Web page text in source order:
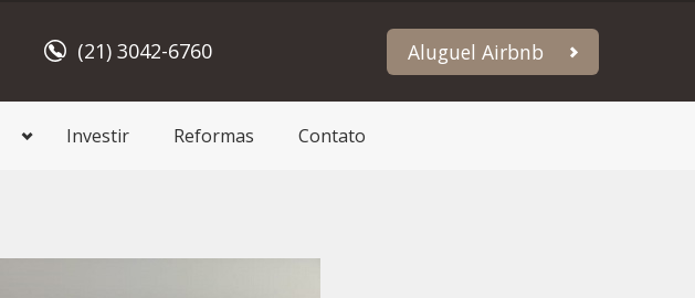
(21) 3042-6760 Aluguel Airbnb
Investir Reformas Contato